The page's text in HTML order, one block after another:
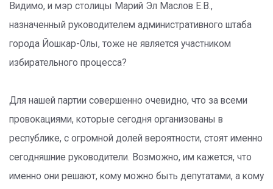
Видимо, и мэр столицы Марий Эл Маслов Е.В.,
назначенный руководителем административного штаба
города Йошкар-Олы, тоже не является участником
избирательного процесса?
Для нашей партии совершенно очевидно, что за всеми
провокациями, которые сегодня организованы в
республике, с огромной долей вероятности, стоят именно
сегодняшние руководители. Возможно, им кажется, что
именно они решают, кому можно быть депутатами, а кому